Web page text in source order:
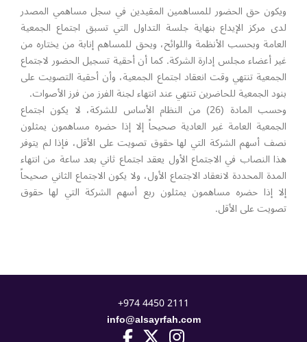
ويكون حق الحضور للمساهمين المقيدين في سجل مساهمي المصدر
لدى مركز الإيداع بنهاية جلسة التداول التي تسبق اجتماع الجمعية
العامة وبحسب الأنظمة واللوائح، ويحق للمساهم إنابة من يختاره من
غير أعضاء مجلس إدارة الشركة. كما أن أحقية تسجيل الحضور لاجتماع
الجمعية تنتهي وقت انعقاد اجتماع الجمعية، وأن أحقية التصويت على
بنود الجمعية للحاضرين تنتهي عند انتهاء لجنة الفرز من فرز الأصوات.
وحسب المادة (26) من النظام الأساس للشركة، لا يكون اجتماع
الجمعية العامة غير العادية صحيحاً إلا إذا حضره مساهمون يمثلون
نصف أسهم الشركة التي لها حقوق تصويت على الأقل، فإذا لم يتوفر
هذا النصاب في الاجتماع الأول يعقد اجتماع ثاني بعد ساعة من انتهاء
المدة المحددة لانعقاد الاجتماع الأول، ولا يكون الاجتماع الثاني صحيحاً
إلا إذا حضره مساهمون يمثلون ربع أسهم الشركة التي لها حقوق
تصويت على الأقل.
+974 4450 2111
info@alsayrfah.com